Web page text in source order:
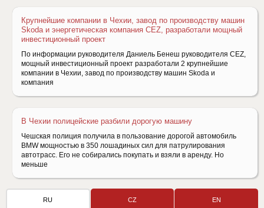
Крупнейшие компании в Чехии, завод по производству машин
Skoda и энергетическая компания CEZ, разработали мощный
инвестиционный проект
По информации руководителя Даниель Бенеш руководителя CEZ,
мощный инвестиционный проект разработали 2 крупнейшие
компании в Чехии, завод по производству машин Skoda и
компания
В Чехии полицейские разбили дорогую машину
Чешская полиция получила в пользование дорогой автомобиль
BMW мощностью в 350 лошадиных сил для патрулирования
автотрасс. Его не собирались покупать и взяли в аренду. Но
меньше
RU CZ EN